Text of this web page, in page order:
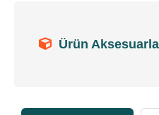
Ürün